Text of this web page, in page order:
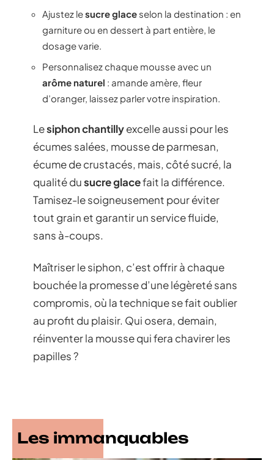
Ajustez lesucre glace selon la destination : en
garniture ou en dessert à part entière, le
dosage varie.
Personnalisez chaque mousse avec un
arôme naturel : amande amère, fleur
d’oranger, laissez parler votre inspiration.
Lesiphon chantillyexcelle aussi pour les
écumes salées, mousse de parmesan,
écume de crustacés, mais, côté sucré, la
qualité dusucre glacefait la différence.
Tamisez-le soigneusement pour éviter
tout grain et garantir un service fluide,
sans à-coups.
Maîtriser le siphon, c’est offrir à chaque
bouchée la promesse d’une légèreté sans
compromis, où la technique se fait oublier
au profit du plaisir. Qui osera, demain,
réinventer la mousse qui fera chavirer les
papilles ?
Les immanquables